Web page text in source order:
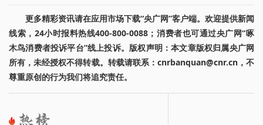
更多精彩资讯请在应用市场下载“央广网”客户端。欢迎提供新闻
线索，24小时报料热线400-800-0088；消费者也可通过央广网“啄
木鸟消费者投诉平台”线上投诉。版权声明：本文章版权归属央广网
所有，未经授权不得转载。转载请联系：cnrbanquan@cnr.cn，不
尊重原创的行为我们将追究责任。